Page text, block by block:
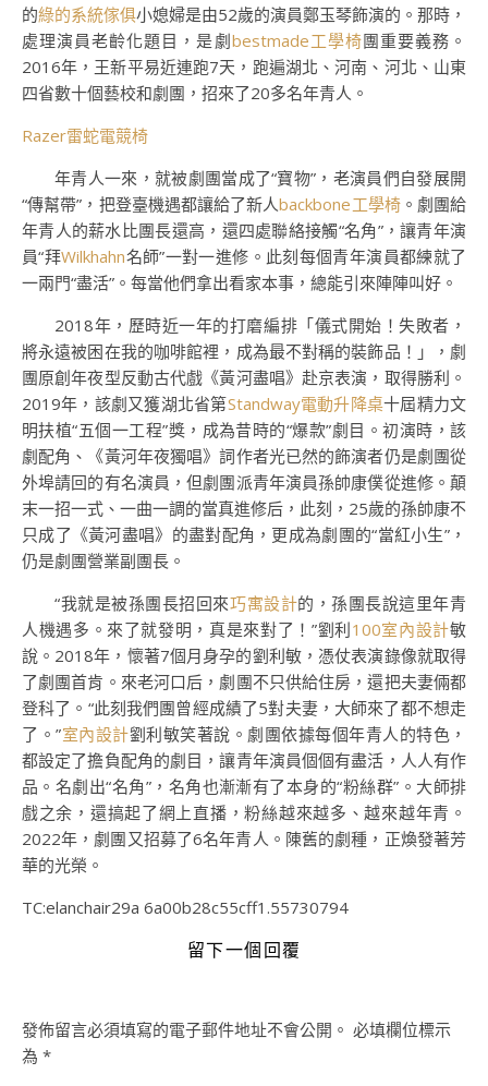
的綠的系統傢俱小媳婦是由52歲的演員鄭玉琴飾演的。那時，
處理演員老齡化題目，是劇bestmade工學椅團重要義務。
2016年，王新平易近連跑7天，跑遍湖北、河南、河北、山東
四省數十個藝校和劇團，招來了20多名年青人。
Razer雷蛇電競椅
年青人一來，就被劇團當成了“寶物”，老演員們自發展開
“傳幫帶”，把登臺機遇都讓給了新人backbone工學椅。劇團給
年青人的薪水比團長還高，還四處聯絡接觸“名角”，讓青年演
員“拜Wilkhahn名師”一對一進修。此刻每個青年演員都練就了
一兩門“盡活”。每當他們拿出看家本事，總能引來陣陣叫好。
2018年，歷時近一年的打磨編排「儀式開始！失敗者，
將永遠被困在我的咖啡館裡，成為最不對稱的裝飾品！」，劇
團原創年夜型反動古代戲《黃河盡唱》赴京表演，取得勝利。
2019年，該劇又獲湖北省第Standway電動升降桌十屆精力文
明扶植“五個一工程”獎，成為昔時的“爆款”劇目。初演時，該
劇配角、《黃河年夜獨唱》詞作者光已然的飾演者仍是劇團從
外埠請回的有名演員，但劇團派青年演員孫帥康僕從進修。顛
末一招一式、一曲一調的當真進修后，此刻，25歲的孫帥康不
只成了《黃河盡唱》的盡對配角，更成為劇團的“當紅小生”，
仍是劇團營業副團長。
“我就是被孫團長招回來巧寓設計的，孫團長說這里年青
人機遇多。來了就發明，真是來對了！”劉利100室內設計敏
說。2018年，懷著7個月身孕的劉利敏，憑仗表演錄像就取得
了劇團首肯。來老河口后，劇團不只供給住房，還把夫妻倆都
登科了。“此刻我們團曾經成績了5對夫妻，大師來了都不想走
了。”室內設計劉利敏笑著說。劇團依據每個年青人的特色，
都設定了擔負配角的劇目，讓青年演員個個有盡活，人人有作
品。名劇出“名角”，名角也漸漸有了本身的“粉絲群”。大師排
戲之余，還搞起了網上直播，粉絲越來越多、越來越年青。
2022年，劇團又招募了6名年青人。陳舊的劇種，正煥發著芳
華的光榮。
TC:elanchair29a 6a00b28c55cff1.55730794
留下一個回覆
發佈留言必須填寫的電子郵件地址不會公開。 必填欄位標示
為 *